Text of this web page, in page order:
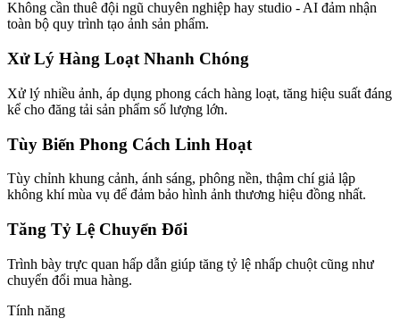
Không cần thuê đội ngũ chuyên nghiệp hay studio - AI đảm nhận
toàn bộ quy trình tạo ảnh sản phẩm.
Xử Lý Hàng Loạt Nhanh Chóng
Xử lý nhiều ảnh, áp dụng phong cách hàng loạt, tăng hiệu suất đáng
kể cho đăng tải sản phẩm số lượng lớn.
Tùy Biến Phong Cách Linh Hoạt
Tùy chỉnh khung cảnh, ánh sáng, phông nền, thậm chí giả lập
không khí mùa vụ để đảm bảo hình ảnh thương hiệu đồng nhất.
Tăng Tỷ Lệ Chuyển Đổi
Trình bày trực quan hấp dẫn giúp tăng tỷ lệ nhấp chuột cũng như
chuyển đổi mua hàng.
Tính năng